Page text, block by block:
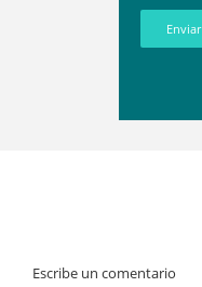
Enviar
Escribe un comentario